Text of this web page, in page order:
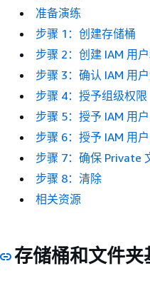
准备演练
步骤 1：创建存储桶
步骤 2：创建 IAM 用
步骤 3：确认 IAM 用
步骤 4：授予组级权限
步骤 5：授予 IAM 用
步骤 6：授予 IAM 用
步骤 7：确保 Private
步骤 8：清除
相关资源
存储桶和文件夹